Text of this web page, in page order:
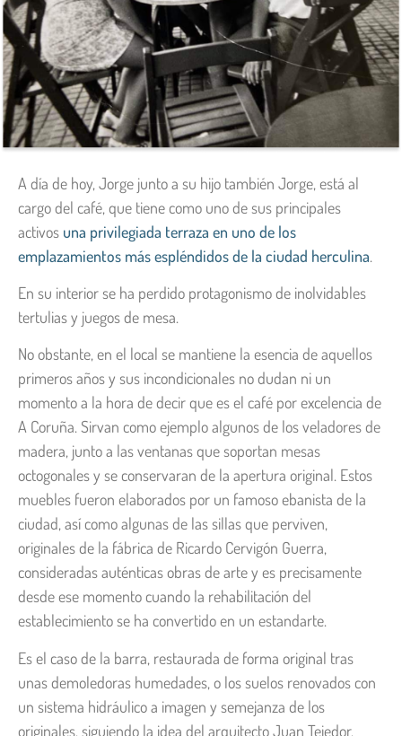
A día de hoy, Jorge junto a su hijo también Jorge, está al
cargo del café, que tiene como uno de sus principales
activos una privilegiada terraza en uno de los
emplazamientos más espléndidos de la ciudad herculina.
En su interior se ha perdido protagonismo de inolvidables
tertulias y juegos de mesa.
No obstante, en el local se mantiene la esencia de aquellos
primeros años y sus incondicionales no dudan ni un
momento a la hora de decir que es el café por excelencia de
A Coruña. Sirvan como ejemplo algunos de los veladores de
madera, junto a las ventanas que soportan mesas
octogonales y se conservaran de la apertura original. Estos
muebles fueron elaborados por un famoso ebanista de la
ciudad, así como algunas de las sillas que perviven,
originales de la fábrica de Ricardo Cervigón Guerra,
consideradas auténticas obras de arte y es precisamente
desde ese momento cuando la rehabilitación del
establecimiento se ha convertido en un estandarte.
Es el caso de la barra, restaurada de forma original tras
unas demoledoras humedades, o los suelos renovados con
un sistema hidráulico a imagen y semejanza de los
originales, siguiendo la idea del arquitecto Juan Tejedor.